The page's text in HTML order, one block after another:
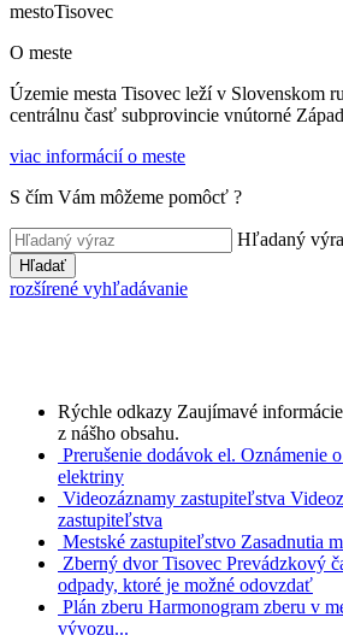
mestoTisovec
O meste
Územie mesta Tisovec leží v Slovenskom
centrálnu časť subprovincie vnútorné
viac informácií o meste
S čím Vám môžeme pomôcť ?
Hľadaný
Hľadať
rozšírené vyhľadávanie
Rýchle odkazy Zaujímavé
z nášho obsahu.
Prerušenie dodávok el. Oznámenie
elektriny
Videozáznamy zastupiteľstva
zastupiteľstva
Mestské zastupiteľstvo Zasadnutia
Zberný dvor Tisovec Prevádzkový
odpady, ktoré je možné odovzdať
Plán zberu Harmonogram zberu v
vývozu...